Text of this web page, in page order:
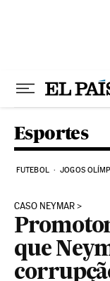
Esportes
FUTEBOL JOGOS
CASO NEYMAR
que